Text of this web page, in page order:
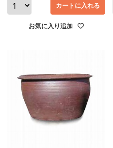
カートに入れる
お気に入り追加